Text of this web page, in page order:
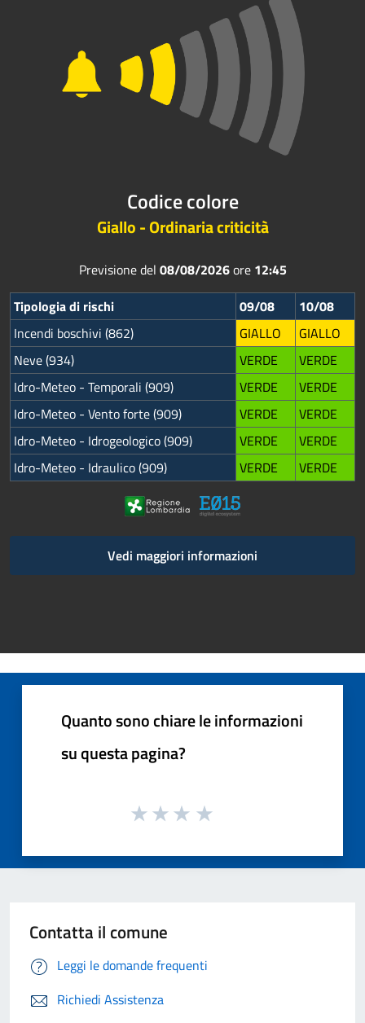
Codice colore
Giallo - Ordinaria criticità
Previsione del 08/08/2026ore 12:45
Tipologia di rischi
09/08
10/08
Incendi boschivi (862)
GIALLO
GIALLO
Neve (934)
VERDE
VERDE
Idro-Meteo - Temporali (909)
VERDE
VERDE
Idro-Meteo - Vento forte (909)
VERDE
VERDE
Idro-Meteo - Idrogeologico (909)
VERDE
VERDE
Idro-Meteo - Idraulico (909)
VERDE VERDE
Vedi maggiori informazioni
Quanto sono chiare le informazioni
su questa pagina?
Contatta il comune
Leggi le domande frequenti
Richiedi Assistenza